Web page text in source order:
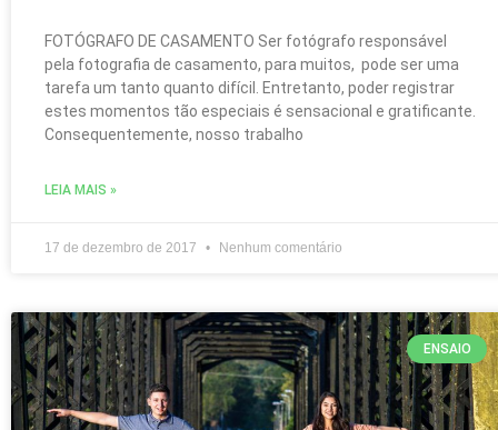
FOTÓGRAFO DE CASAMENTO Ser fotógrafo responsável
pela fotografia de casamento, para muitos, pode ser uma
tarefa um tanto quanto difícil. Entretanto, poder registrar
estes momentos tão especiais é sensacional e gratificante.
Consequentemente, nosso trabalho
LEIA MAIS »
17 de dezembro de 2017 Nenhum comentário
ENSAIO